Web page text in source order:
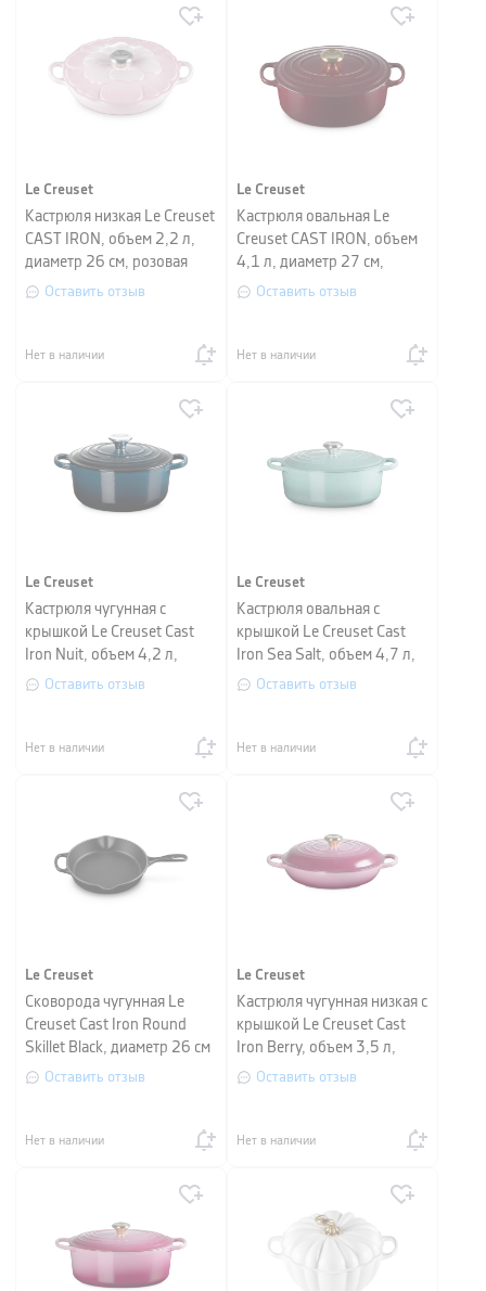
Le Creuset
Кастрюля низкая Le Creuset
CAST IRON, объем 2,2 л,
диаметр 26 см, розовая
ракушка
Оставить отзыв
Нет в наличии
Le Creuset
Кастрюля овальная Le
Creuset CAST IRON, объем
4,1 л, диаметр 27 см,
гранат
Оставить отзыв
Нет в наличии
Le Creuset
Кастрюля чугунная с
крышкой Le Creuset Cast
Iron Nuit, объем 4,2 л,
диаметр 24 см
Оставить отзыв
Нет в наличии
Le Creuset
Кастрюля овальная с
крышкой Le Creuset Cast
Iron Sea Salt, объем 4,7 л,
диаметр 29 см
Оставить отзыв
Нет в наличии
Le Creuset
Сковорода чугунная Le
Creuset Cast Iron Round
Skillet Black, диаметр 26 см
Оставить отзыв
Нет в наличии
Le Creuset
Кастрюля чугунная низкая с
крышкой Le Creuset Cast
Iron Berry, объем 3,5 л,
диаметр 30 см
Оставить отзыв
Нет в наличии